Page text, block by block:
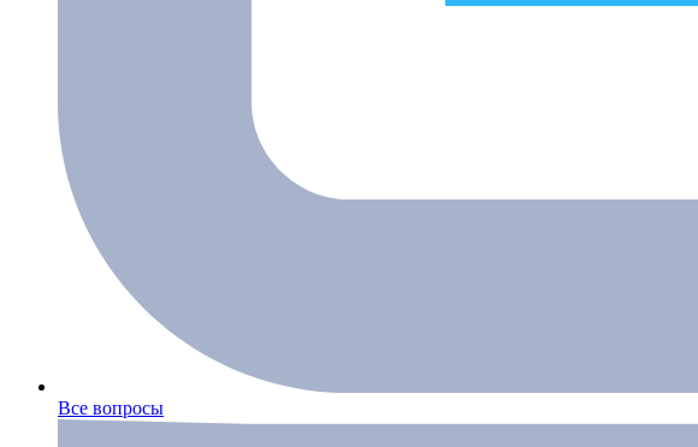
Все вопросы